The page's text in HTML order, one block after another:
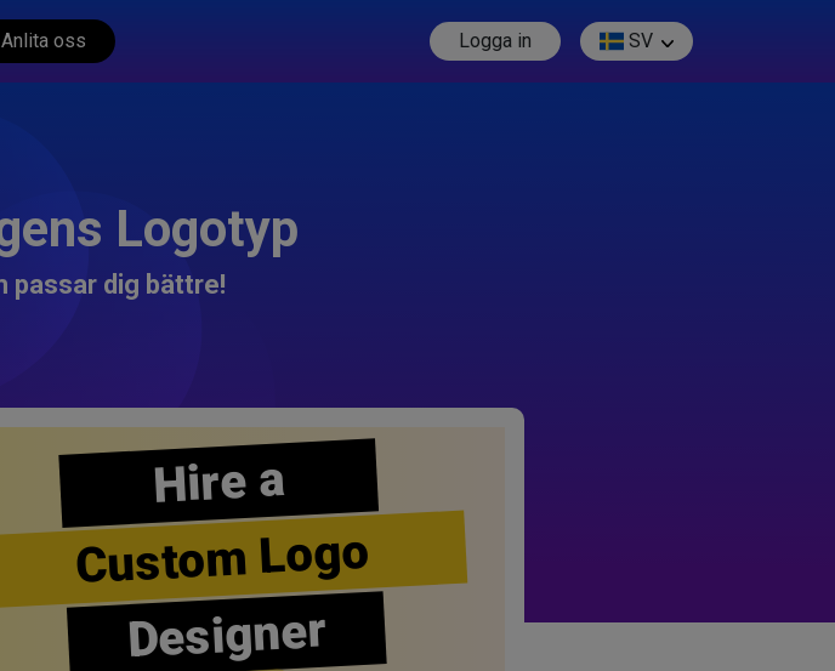
Anlita oss Logga in SV
Logotyp
passar dig bättre!
Hire a
Custom Logo
Designer